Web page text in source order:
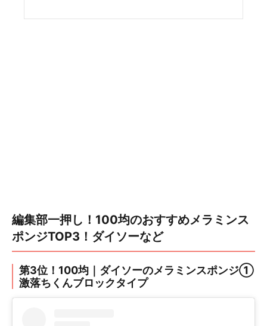
編集部一押し！100均のおすすめメラミンス
ポンジTOP3！ダイソーなど
第3位！100均｜ダイソーのメラミンスポンジ①
激落ちくんブロックタイプ